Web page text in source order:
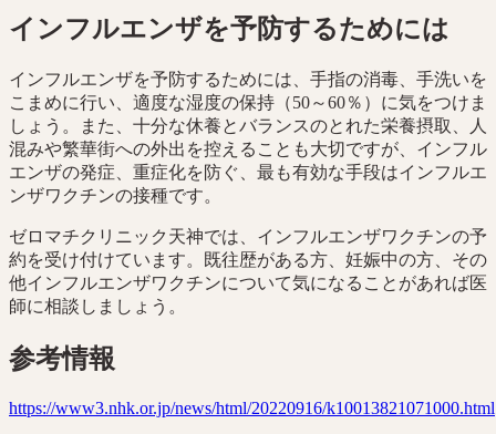
インフルエンザを予防するためには
インフルエンザを予防するためには、手指の消毒、手洗いを
こまめに行い、適度な湿度の保持（50～60％）に気をつけま
しょう。また、十分な休養とバランスのとれた栄養摂取、人
混みや繁華街への外出を控えることも大切ですが、インフル
エンザの発症、重症化を防ぐ、最も有効な手段はインフルエ
ンザワクチンの接種です。
ゼロマチクリニック天神では、インフルエンザワクチンの予
約を受け付けています。既往歴がある方、妊娠中の方、その
他インフルエンザワクチンについて気になることがあれば医
師に相談しましょう。
参考情報
https://www3.nhk.or.jp/news/html/20220916/k10013821071000.html